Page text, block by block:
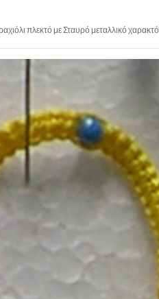
πλεκτό με Σταυρό μεταλλικό χαρακτό